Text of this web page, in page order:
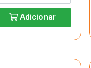
Adicionar